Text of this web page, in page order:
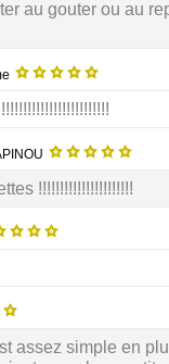
au gouter ou au
!!!!!!!!!!!!!!!!!!!!!!
assez simple en